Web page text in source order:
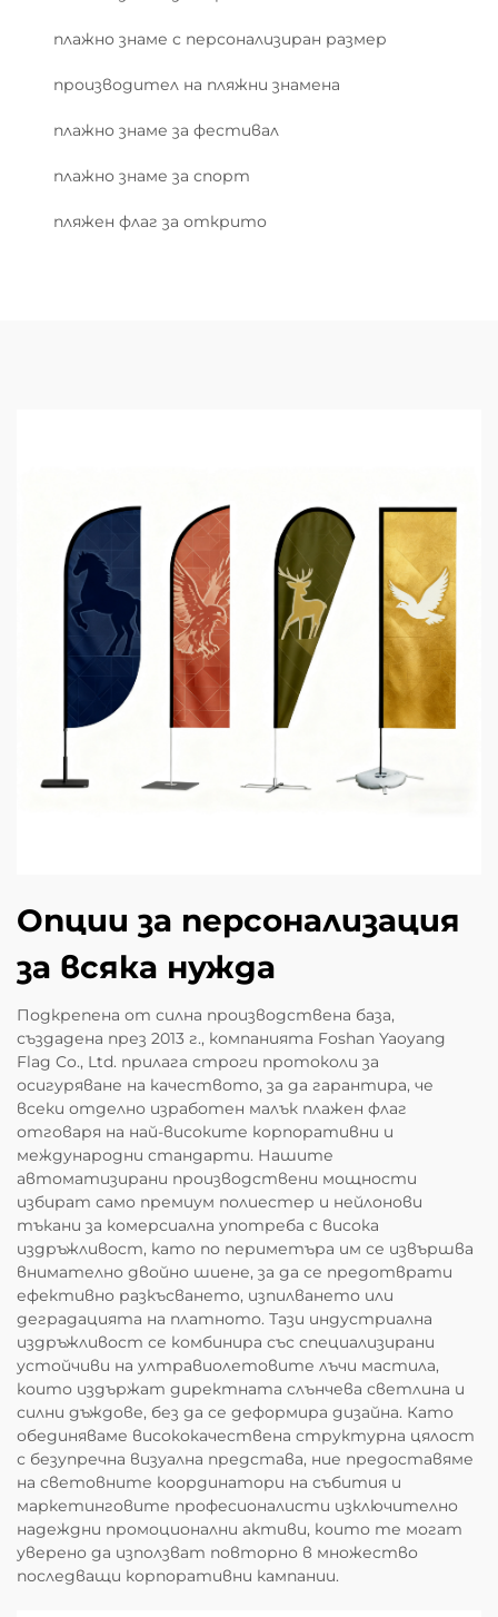
плажно знаме с персонализиран размер
производител на пляжни знамена
плажно знаме за фестивал
плажно знаме за спорт
пляжен флаг за открито
Опции за персонализация
за всяка нужда
Подкрепена от силна производствена база,
създадена през 2013 г., компанията Foshan Yaoyang
Flag Co., Ltd. прилага строги протоколи за
осигуряване на качеството, за да гарантира, че
всеки отделно изработен малък плажен флаг
отговаря на най-високите корпоративни и
международни стандарти. Нашите
автоматизирани производствени мощности
избират само премиум полиестер и нейлонови
тъкани за комерсиална употреба с висока
издръжливост, като по периметъра им се извършва
внимателно двойно шиене, за да се предотврати
ефективно разкъсването, изпилването или
деградацията на платното. Тази индустриална
издръжливост се комбинира със специализирани
устойчиви на ултравиолетовите лъчи мастила,
които издържат директната слънчева светлина и
силни дъждове, без да се деформира дизайна. Като
обединяваме висококачествена структурна цялост
с безупречна визуална представа, ние предоставяме
на световните координатори на събития и
маркетинговите професионалисти изключително
надеждни промоционални активи, които те могат
уверено да използват повторно в множество
последващи корпоративни кампании.